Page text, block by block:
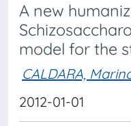
A new
model for the
CALDARA,
2012-01-01